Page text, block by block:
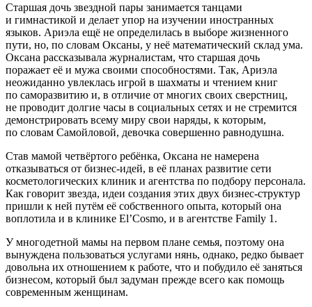
Старшая дочь звездной пары занимается танцами
и гимнастикой и делает упор на изучении иностранных
языков. Ариэла ещё не определилась в выборе жизненного
пути, но, по словам Оксаны, у неё математический склад ума.
Оксана рассказывала журналистам, что старшая дочь
поражает её и мужа своими способностями. Так, Ариэла
неожиданно увлеклась игрой в шахматы и чтением книг
по саморазвитию и, в отличие от многих своих сверстниц,
не проводит долгие часы в социальных сетях и не стремится
демонстрировать всему миру свои наряды, к которым,
по словам Самойловой, девочка совершенно равнодушна.
Став мамой четвёртого ребёнка, Оксана не намерена
отказываться от бизнес-идей, в её планах развитие сети
косметологических клиник и агентства по подбору персонала.
Как говорит звезда, идеи создания этих двух бизнес-структур
пришли к ней путём её собственного опыта, который она
воплотила и в клинике El’Cosmo, и в агентстве Family 1.
У многодетной мамы на первом плане семья, поэтому она
вынуждена пользоваться услугами нянь, однако, редко бывает
довольна их отношением к работе, что и побудило её заняться
бизнесом, который был задуман прежде всего как помощь
современным женщинам.